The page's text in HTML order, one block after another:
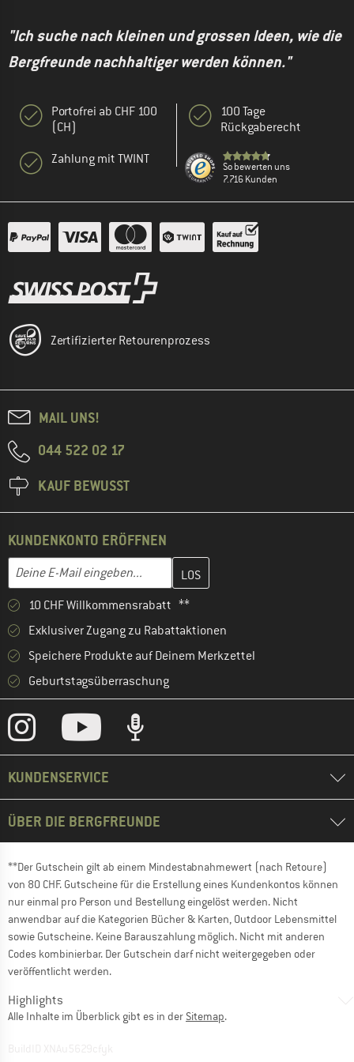
"Ich suche nach kleinen und grossen Ideen, wie die
Bergfreunde nachhaltiger werden können."
Portofrei ab CHF 100
(CH)
Zahlung mit TWINT
100 Tage
Rückgaberecht
So bewerten uns
7.716 Kunden
Zertifizierter Retourenprozess
MAIL UNS!
044 522 02 17
KAUF BEWUSST
KUNDENKONTO ERÖFFNEN
E-Mail-Adresse
Gib hier deine E-Mail-Adresse ein und erstelle im nächsten
10 CHF Willkommensrabatt **
Exklusiver Zugang zu Rabattaktionen
Speichere Produkte auf Deinem Merkzettel
Geburtstagsüberraschung
KUNDENSERVICE
ÜBER DIE BERGFREUNDE
**Der Gutschein gilt ab einem Mindestabnahmewert (nach Retoure)
von 80 CHF. Gutscheine für die Erstellung eines Kundenkontos können
nur einmal pro Person und Bestellung eingelöst werden. Nicht
anwendbar auf die Kategorien Bücher & Karten, Outdoor Lebensmittel
sowie Gutscheine. Keine Barauszahlung möglich. Nicht mit anderen
Codes kombinierbar. Der Gutschein darf nicht weitergegeben oder
veröffentlicht werden.
Highlights
Alle Inhalte im Überblick gibt es in der Sitemap.